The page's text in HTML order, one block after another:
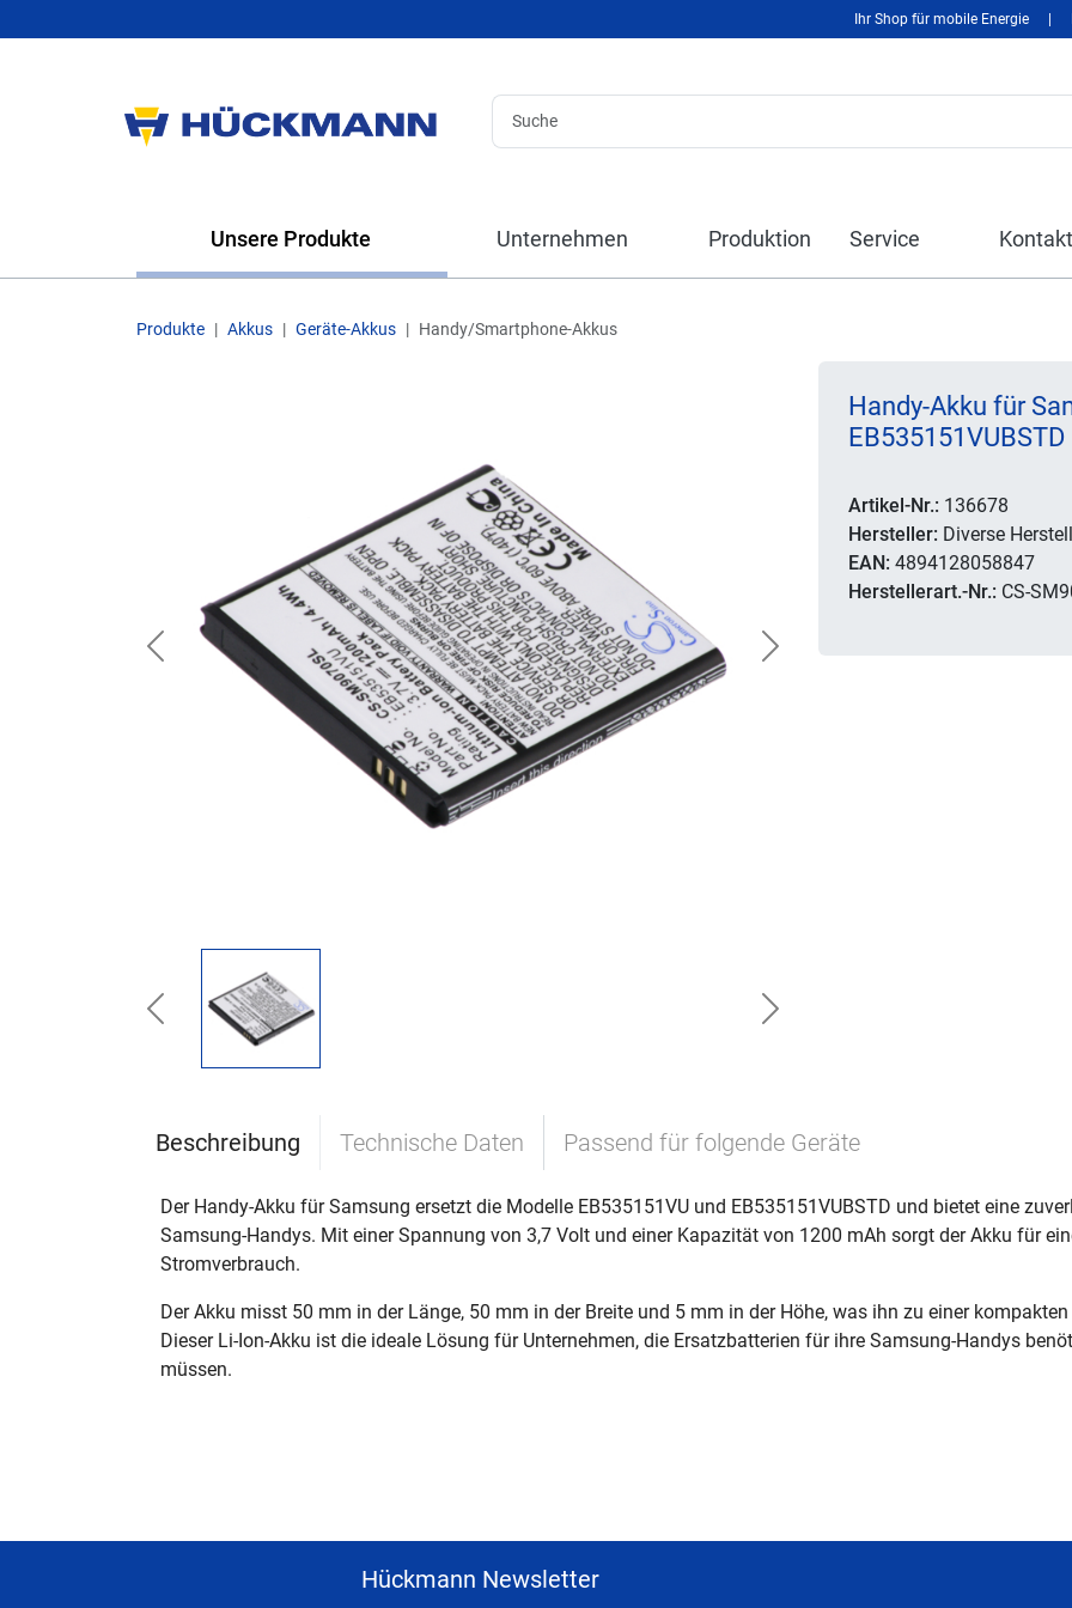
Ihr Shop für mobile Energie
Unsere Produkte Unternehmen Produktion Service Kontakt
Produkte Akkus Geräte-Akkus Handy/Smartphone-Akkus
Previous Next
Previous Next
Handy-Akku für
EB535151VUBSTD
Artikel-Nr.: 136678
Hersteller: Diverse
EAN: 4894128058847
Herstellerart.-Nr.: CS-
Beschreibung Technische Daten Passend für folgende Geräte
Der Handy-Akku für Samsung ersetzt die Modelle EB535151VU und EB535151VUBSTD und bietet eine
Samsung-Handys. Mit einer Spannung von 3,7 Volt und einer Kapazität von 1200 mAh sorgt der Akku für
Stromverbrauch.
Der Akku misst 50 mm in der Länge, 50 mm in der Breite und 5 mm in der Höhe, was ihn zu einer
Dieser Li-Ion-Akku ist die ideale Lösung für Unternehmen, die Ersatzbatterien für ihre Samsung-Handys
müssen.
Hückmann Newsletter